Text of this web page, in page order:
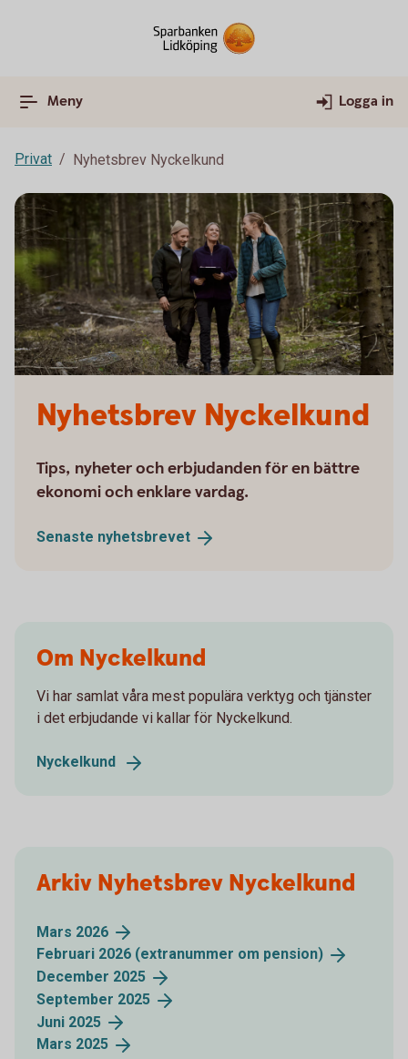
Meny Logga in
Privat Nyhetsbrev Nyckelkund
Nyhetsbrev Nyckelkund
Tips, nyheter och erbjudanden för en bättre
ekonomi och enklare vardag.
Senaste nyhetsbrevet
Om Nyckelkund
Vi har samlat våra mest populära verktyg och tjänster
i det erbjudande vi kallar för Nyckelkund.
Nyckelkund
Arkiv Nyhetsbrev Nyckelkund
Mars 2026
Februari 2026 (extranummer om pension)
December 2025
September 2025
Juni 2025
Mars 2025